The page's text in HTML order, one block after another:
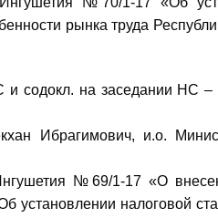
рынка труда
на заседании НС –
Ибрагимович, и.о.
№69/1-17 «О
установлении налоговой